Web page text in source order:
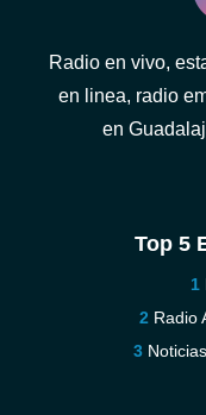
Radio en vivo,
en linea, radio
en
Top 5
Radio